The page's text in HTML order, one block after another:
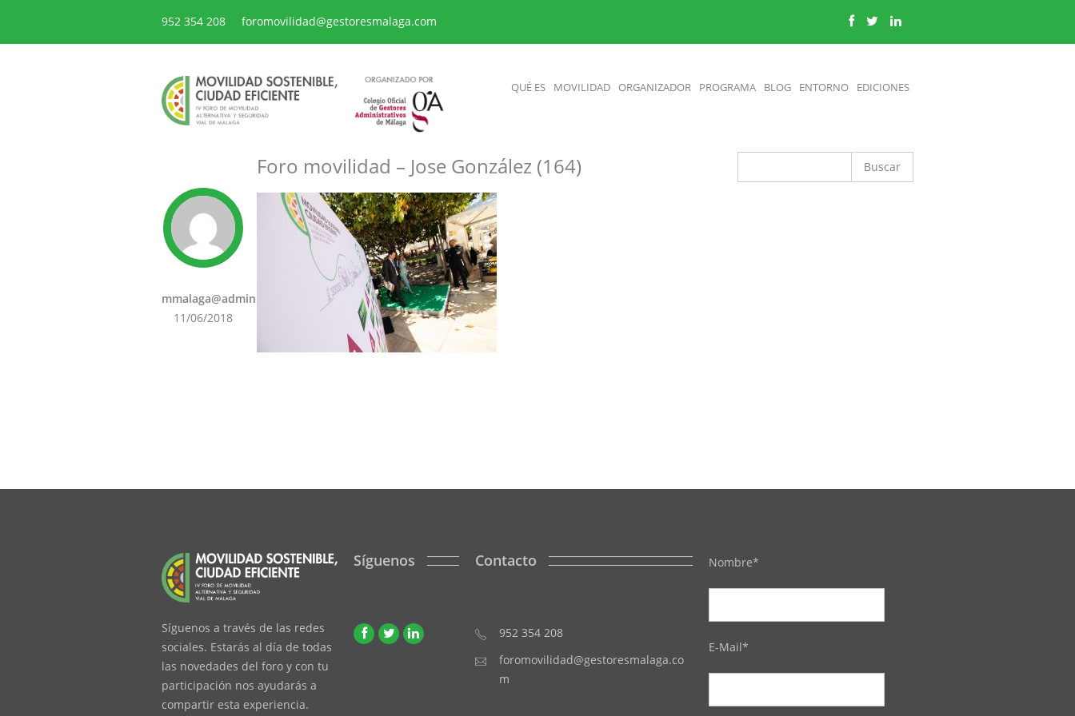
952 354 208 foromovilidad@gestoresmalaga.com
QUÉ ES MOVILIDAD ORGANIZADOR PROGRAMA BLOG ENTORNO EDICIONES
mmalaga@admin
11/06/2018
Foro movilidad – Jose González (164)
Síguenos a través de las redes
sociales. Estarás al día de todas
las novedades del foro y con tu
participación nos ayudarás a
compartir esta experiencia.
Síguenos Contacto
952 354 208
foromovilidad@gestoresmalaga.co
m
Nombre*
E-Mail*